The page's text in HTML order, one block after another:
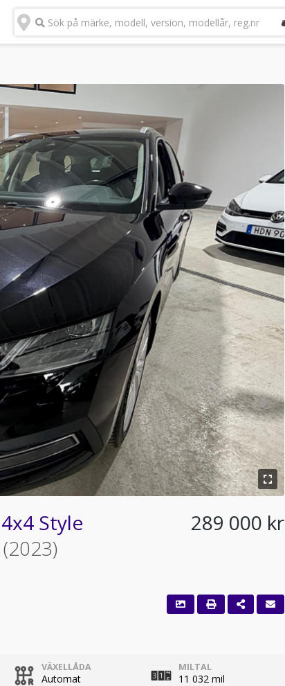
Sök på märke, modell, version, modellår, reg.nr
Style
(2023)
289 000 kr
VÄXELLÅDA
Automat
MILTAL
11 032 mil